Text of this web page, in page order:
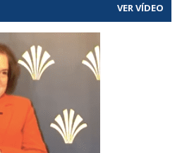
VER VÍDEO